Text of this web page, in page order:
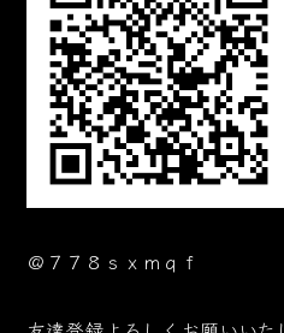
＠７７８ｓｘｍｑｆ